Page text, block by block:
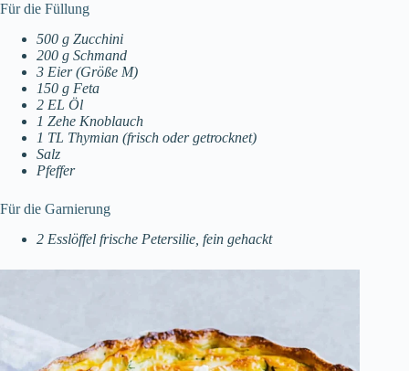
Für die Füllung
500 g Zucchini
200 g Schmand
3 Eier (Größe M)
150 g Feta
2 EL Öl
1 Zehe Knoblauch
1 TL Thymian (frisch oder getrocknet)
Salz
Pfeffer
Für die Garnierung
2 Esslöffel frische Petersilie, fein gehackt